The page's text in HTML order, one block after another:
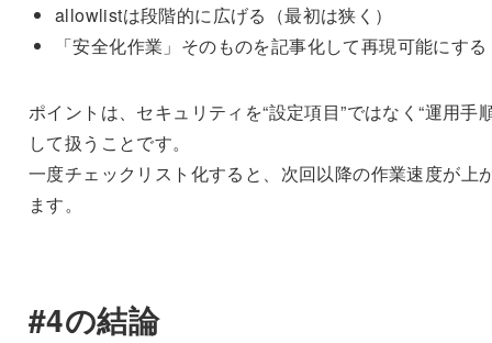
allowlistは段階的に広げる（最初は狭く）
「安全化作業」そのものを記事化して再現可能にする
ポイントは、セキュリティを“設定項目”ではなく“運用手
して扱うことです。
一度チェックリスト化すると、次回以降の作業速度が上
ます。
#4の結論